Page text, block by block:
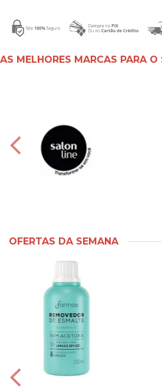
AS MELHORES MARCAS PARA O
OFERTAS DA SEMANA